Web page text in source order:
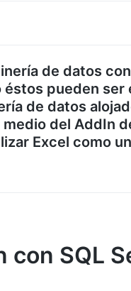
de datos
pueden
de datos
del AddIn
Excel como
con SQL